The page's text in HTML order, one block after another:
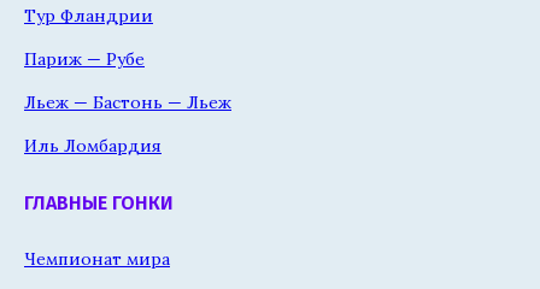
Тур Фландрии
Париж — Рубе
Льеж — Бастонь — Льеж
Иль Ломбардия
ГЛАВНЫЕ ГОНКИ
Чемпионат мира